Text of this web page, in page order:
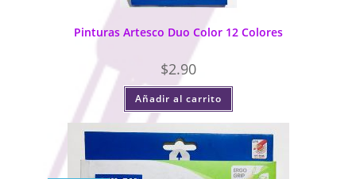
Pinturas Artesco Duo Color 12 Colores
$2.90
Añadir al carrito